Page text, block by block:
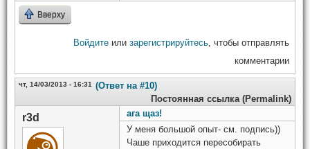
Вверху
Войдите или зарегистрируйтесь , чтобы отправлять
комментарии
чт, 14/03/2013 - 16:31
(Ответ на #10)
Постоянная ссылка (Permalink)
r3d
ага щаз!
У меня большой опыт- см. подпись))
Чаше приходится пересобирать